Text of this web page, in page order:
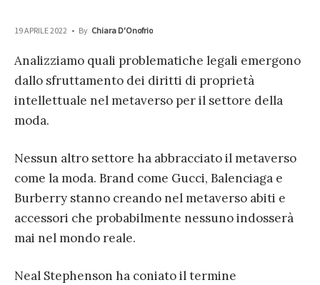
19 APRILE 2022 • By Chiara D'Onofrio
Analizziamo quali problematiche legali emergono
dallo sfruttamento dei diritti di proprietà
intellettuale nel metaverso per il settore della
moda.
Nessun altro settore ha abbracciato il metaverso
come la moda. Brand come Gucci, Balenciaga e
Burberry stanno creando nel metaverso abiti e
accessori che probabilmente nessuno indosserà
mai nel mondo reale.
Neal Stephenson ha coniato il termine